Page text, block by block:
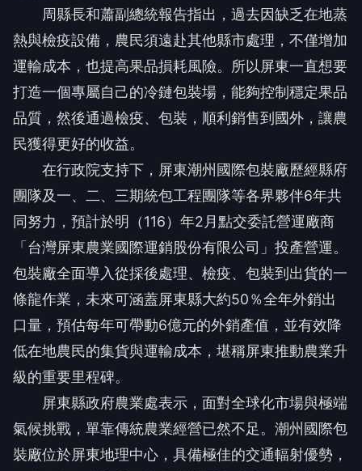
周縣長和蕭副總統報告指出，過去因缺乏在地蒸
熱與檢疫設備，農民須遠赴其他縣市處理，不僅增加
運輸成本，也提高果品損耗風險。所以屏東一直想要
打造一個專屬自己的冷鏈包裝場，能夠控制穩定果品
品質，然後通過檢疫、包裝，順利銷售到國外，讓農
民獲得更好的收益。
在行政院支持下，屏東潮州國際包裝廠歷經縣府
團隊及一、二、三期統包工程團隊等各界夥伴6年共
同努力，預計於明（116）年2月點交委託營運廠商
「台灣屏東農業國際運銷股份有限公司」投產營運。
包裝廠全面導入從採後處理、檢疫、包裝到出貨的一
條龍作業，未來可涵蓋屏東縣大約50％全年外銷出
口量，預估每年可帶動6億元的外銷產值，並有效降
低在地農民的集貨與運輸成本，堪稱屏東推動農業升
級的重要里程碑。
屏東縣政府農業處表示，面對全球化市場與極端
氣候挑戰，單靠傳統農業經營已然不足。潮州國際包
裝廠位於屏東地理中心，具備極佳的交通輻射優勢，